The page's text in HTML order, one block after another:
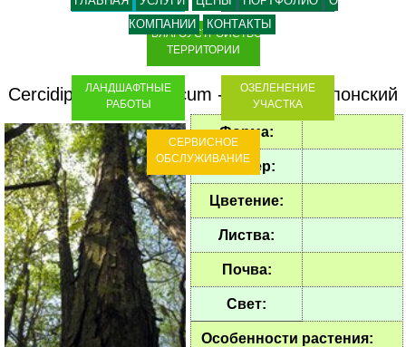
Cercidiphyllum japonicum - Багрянник японский
Форма:
Размер:
Цветение:
Листва:
Почва:
Свет:
Особенности растения:
КОМПАНИИ
КОНТАКТЫ
БЛАГОУСТРОЙСТВО
ТЕРРИТОРИИ
ЛАНДШАФТНЫЕ
РАБОТЫ
ОЗЕЛЕНЕНИЕ
УЧАСТКА
СЕРВИСНОЕ
ОБСЛУЖИВАНИЕ